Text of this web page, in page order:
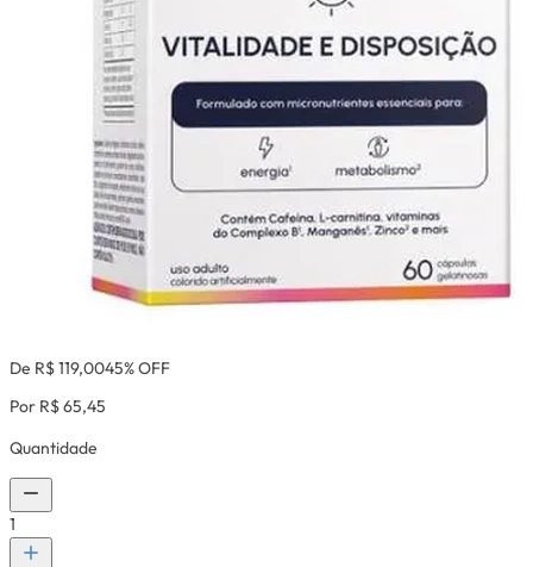
De R$ 119,0045% OFF
Por R$ 65,45
Quantidade
1